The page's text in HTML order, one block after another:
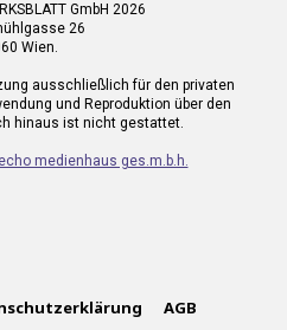
GmbH 2026
26
Wien.
ausschließlich für den privaten
und Reproduktion über den
hinaus ist nicht gestattet.
echo medienhaus ges.m.b.h.
AGB